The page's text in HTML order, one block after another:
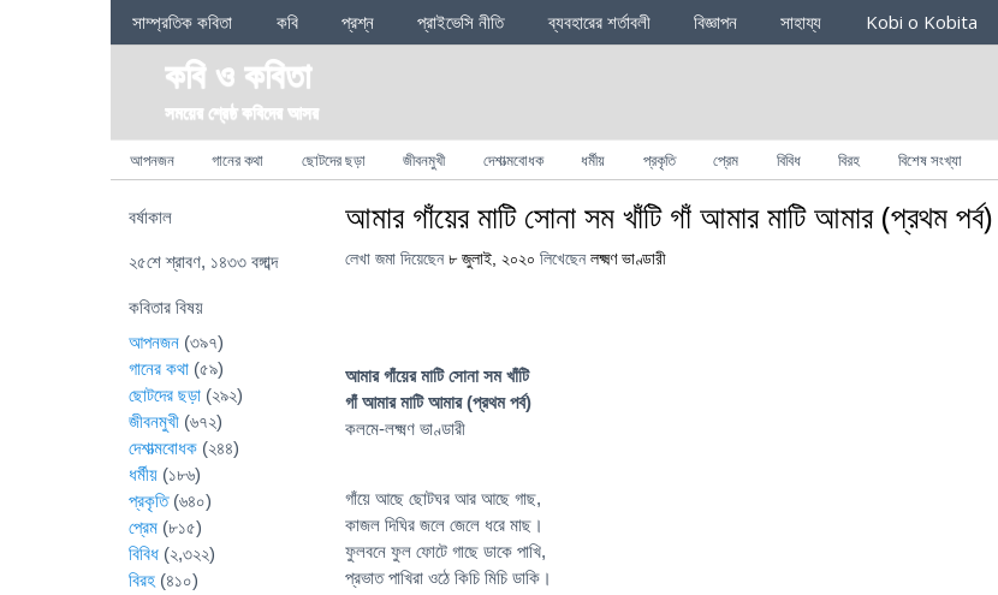
Sections
সাম্প্রতিক কবিতা কবি প্রশ্ন প্রাইভেসি নীতি ব্যবহারের শর্তাবলী বিজ্ঞাপন সাহায্য Kobi o Kobita
কবি ও কবিতা
সময়ের শ্রেষ্ঠ কবিদের আসর
Categories
আপনজন গানের কথা ছোটদের ছড়া জীবনমুখী দেশাত্মবোধক ধর্মীয় প্রকৃতি প্রেম বিবিধ বিরহ বিশেষ সংখ্যা
আমার গাঁয়ের মাটি সোনা সম খাঁটি গাঁ আমার মাটি আমার (প্রথম পর্ব)
লেখা জমা দিয়েছেন ৮ জুলাই, ২০২০ লিখেছেন লক্ষ্মণ ভাণ্ডারী
আমার গাঁয়ের মাটি সোনা সম খাঁটি
গাঁ আমার মাটি আমার (প্রথম পর্ব)
কলমে-লক্ষ্মণ ভাণ্ডারী
গাঁয়ে আছে ছোটঘর আর আছে গাছ,
কাজল দিঘির জলে জেলে ধরে মাছ।
ফুলবনে ফুল ফোটে গাছে ডাকে পাখি,
প্রভাত পাখিরা ওঠে কিচি মিচি ডাকি।
বর্ষাকাল
২৫শে শ্রাবণ, ১৪৩৩ বঙ্গাব্দ
কবিতার বিষয়
আপনজন (৩৯৭)
গানের কথা (৫৯)
ছোটদের ছড়া (২৯২)
জীবনমুখী (৬৭২)
দেশাত্মবোধক (২৪৪)
ধর্মীয় (১৮৬)
প্রকৃতি(৬৪০)
প্রেম (৮১৫)
বিবিধ (২,৩২২)
বিরহ (৪১০)